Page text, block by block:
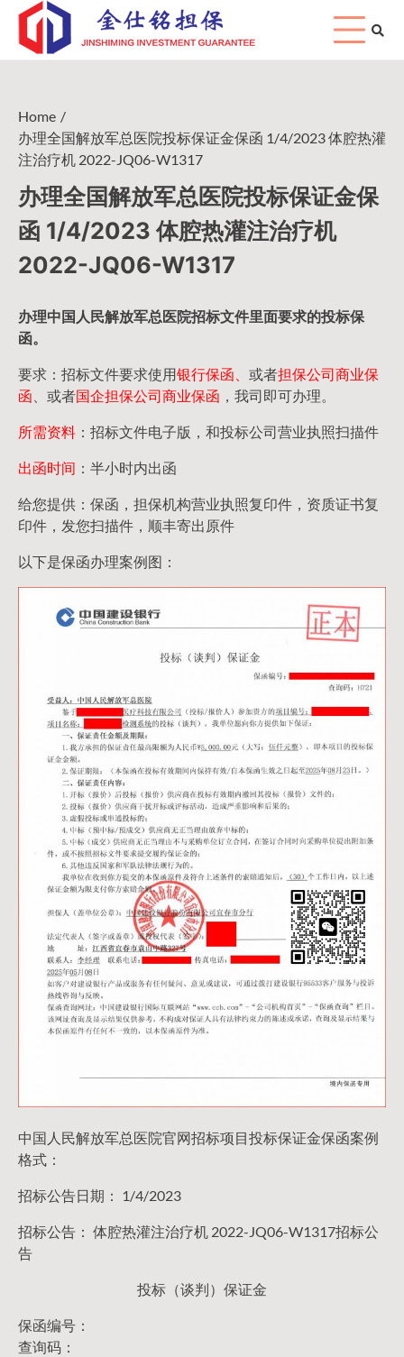
Skip
content
Home
办理全国解放军总医院投标保证金保函 1/4/2023 体腔热灌
注治疗机 2022-JQ06-W1317
办理全国解放军总医院投标保证金保
函 1/4/2023 体腔热灌注治疗机
2022-JQ06-W1317
办理中国人民解放军总医院招标文件里面要求的投标保
函。
要求：招标文件要求使用银行保函、 或者担保公司商业保
函 、或者国企担保公司商业保函 ，我司即可办理。
所需资料 ：招标文件电子版，和投标公司营业执照扫描件
出函时间 ：半小时内出函
给您提供：保函，担保机构营业执照复印件，资质证书复
印件，发您扫描件，顺丰寄出原件
以下是保函办理案例图：
中国人民解放军总医院官网招标项目投标保证金保函案例
格式：
招标公告日期： 1/4/2023
招标公告： 体腔热灌注治疗机 2022-JQ06-W1317招标公
告
投标（谈判）保证金
保函编号：
查询码：